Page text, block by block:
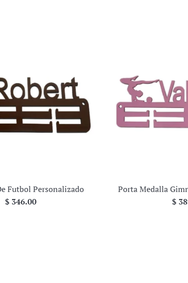
Futbol Personalizado
Precio
$ 346.00
Porta Medalla
$